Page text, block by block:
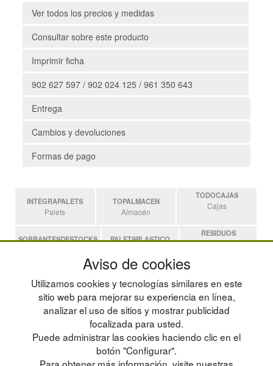
Ver todos los precios y medidas
Consultar sobre este producto
Imprimir ficha
902 627 597 / 902 024 125 / 961 350 643
Entrega
Cambios y devoluciones
Formas de pago
INTEGRAPALETS
Palets
TOPALMACEN
Almacén
TODOCAJAS
Cajas
SOBRANTESDESTOCKS PALETSPLASTICO
RESIDUOS
Residuos
Estanterias
POLÍTICA DE PRIVACIDAD
CONDICIONES DE USO
CAMBIOS Y DEVOLUCIONES
CONTACTO
MAPA WEB
PREGUNTAS FRECUENTES
INGRESA A TU CUENTA
Aviso de cookies
Utilizamos cookies y tecnologías similares en este
sitio web para mejorar su experiencia en línea,
analizar el uso de sitios y mostrar publicidad
focalizada para usted.
Puede administrar las cookies haciendo clic en el
botón "Configurar".